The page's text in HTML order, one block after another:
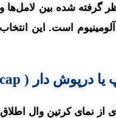
گرفته شده بین
آلومینیوم است. این
یا درپوش دار ( face cap )
نمای کرتین وال